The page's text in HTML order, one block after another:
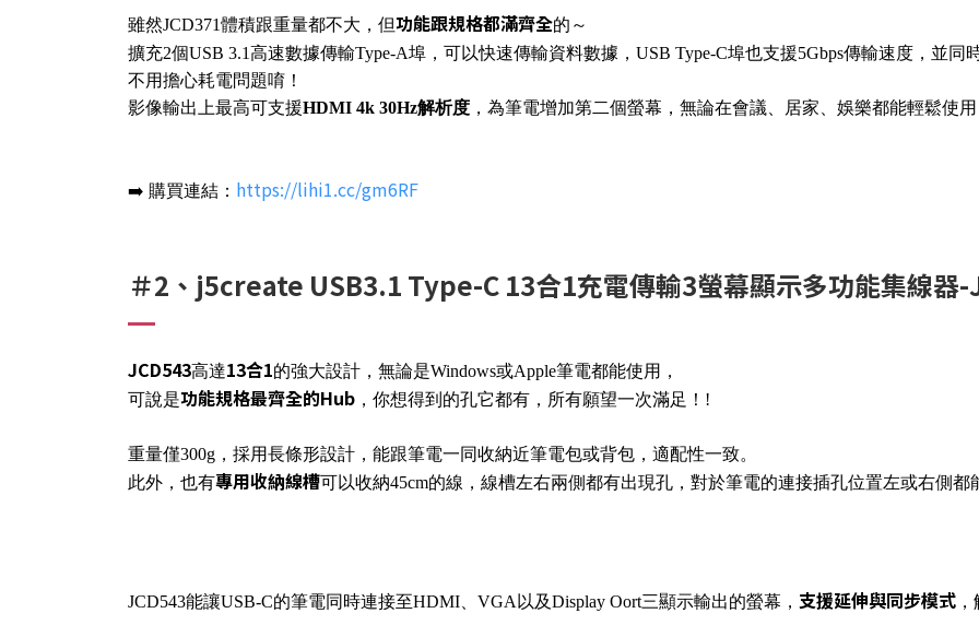
雖然JCD371體積跟重量都不大，但功能跟規格都滿齊全的～
擴充2個USB 3.1高速數據傳輸Type-A埠，可以快速傳輸資料數據 ，USB Type-C埠也支援5Gbps傳輸速度，並同
不用擔心耗電問題唷！
影像輸出上最高可支援HDMI 4k 30Hz解析度 ，為筆電增加第二個螢幕，無論在會議、居家、娛樂都能輕鬆使用
➡️ 購買連結： https://lihi1.cc/gm6RF
＃2、j5create USB3.1 Type-C 13合1充電傳輸3螢幕顯示多功能集線器-
JCD543高達13合1的強大設計，無論是Windows或Apple筆電都能使用，
可說是功能規格最齊全的Hub ，你想得到的孔它都有，所有願望一次滿足！!
重量僅300g，採用長條形設計，能跟筆電一同收納近筆電包或背包，適配性一致。
此外，也有專用收納線槽可以收納45cm的線，線槽左右兩側都有出現孔，對於筆電的連接插孔位置左或右側都
JCD543能讓USB-C的筆電同時連接至HDMI、VGA以及Display Oort三顯示輸出的螢幕， 支援延伸與同步模式